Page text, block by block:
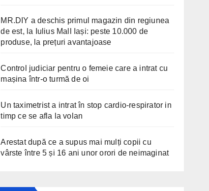
MR.DIY a deschis primul magazin din regiunea
de est, la Iulius Mall Iași: peste 10.000 de
produse, la prețuri avantajoase
Control judiciar pentru o femeie care a intrat cu
mașina într-o turmă de oi
Un taximetrist a intrat în stop cardio-respirator in
timp ce se afla la volan
Arestat după ce a supus mai mulți copii cu
vârste între 5 și 16 ani unor orori de neimaginat